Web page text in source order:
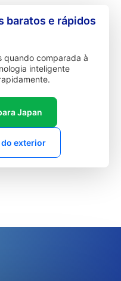
baratos e rápidos
quando comparada à
inteligente
Japan
exterior